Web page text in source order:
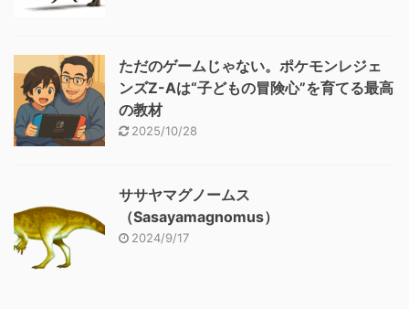
ただのゲームじゃない。ポケモンレジェ
ンズZ-Aは“子どもの冒険心”を育てる最高
の教材
2025/10/28
ササヤマグノームス
（Sasayamagnomus）
2024/9/17